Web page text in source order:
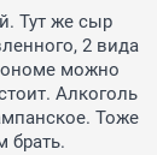
Тут же сыр
2 вида
можно
Алкоголь
Тоже
брать.